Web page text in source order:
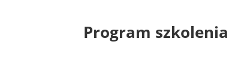
Program